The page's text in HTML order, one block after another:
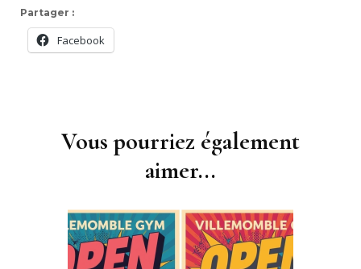
Partager :
Facebook
Vous pourriez également
aimer...